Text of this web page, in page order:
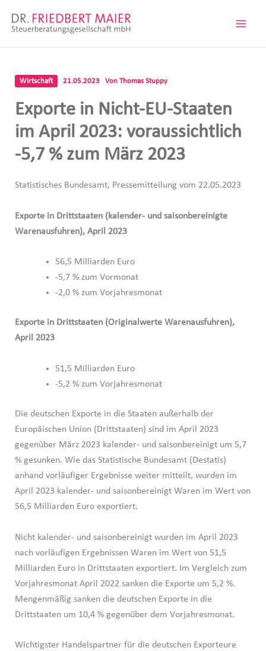
Inhalt
Wirtschaft 21.05.2023 Von Thomas Stuppy
Exporte in Nicht-EU-Staaten
im April 2023: voraussichtlich
-5,7 % zum März 2023
Statistisches Bundesamt, Pressemitteilung vom 22.05.2023
Exporte in Drittstaaten (kalender- und saisonbereinigte
Warenausfuhren), April 2023
56,5 Milliarden Euro
-5,7 % zum Vormonat
-2,0 % zum Vorjahresmonat
Exporte in Drittstaaten (Originalwerte Warenausfuhren),
April 2023
51,5 Milliarden Euro
-5,2 % zum Vorjahresmonat
Die deutschen Exporte in die Staaten außerhalb der
Europäischen Union (Drittstaaten) sind im April 2023
gegenüber März 2023 kalender- und saisonbereinigt um 5,7
% gesunken. Wie das Statistische Bundesamt (Destatis)
anhand vorläufiger Ergebnisse weiter mitteilt, wurden im
April 2023 kalender- und saisonbereinigt Waren im Wert von
56,5 Milliarden Euro exportiert.
Nicht kalender- und saisonbereinigt wurden im April 2023
nach vorläufigen Ergebnissen Waren im Wert von 51,5
Milliarden Euro in Drittstaaten exportiert. Im Vergleich zum
Vorjahresmonat April 2022 sanken die Exporte um 5,2 %.
Mengenmäßig sanken die deutschen Exporte in die
Drittstaaten um 10,4 % gegenüber dem Vorjahresmonat.
Wichtigster Handelspartner für die deutschen Exporteure